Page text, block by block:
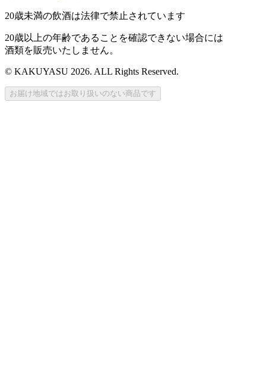
20歳未満の飲酒は法律で禁止されています
20歳以上の年齢であることを確認できない場合には
酒類を販売いたしません。
© KAKUYASU 2026. ALL Rights Reserved.
お届け地域ではお取り扱いのない商品です